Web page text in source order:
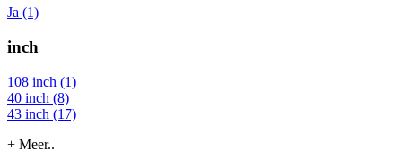
Ja (1)
inch
108 inch (1)
40 inch (8)
43 inch (17)
+ Meer..